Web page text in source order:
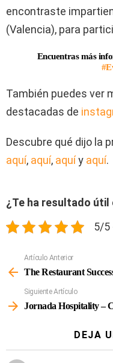
encontraste
(Valencia), para
Encuentras más
También puedes ver
destacadas de
Descubre qué dijo la
aquí, aquí, aquíy aquí.
¿Te ha resultado
5/5
Más
Artículo Anterior
The Restaurant
Siguiente Artículo
Jornada Hospitality –
DEJA